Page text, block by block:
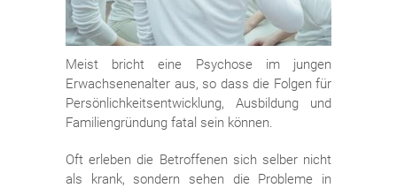
Meist bricht eine Psychose im jungen
Erwachsenenalter aus, so dass die Folgen für
Persönlichkeitsentwicklung, Ausbildung und
Familiengründung fatal sein können.
Oft erleben die Betroffenen sich selber nicht
als krank, sondern sehen die Probleme in